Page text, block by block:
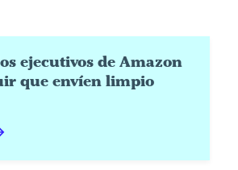
ejecutivos de Amazon
que envíen limpio